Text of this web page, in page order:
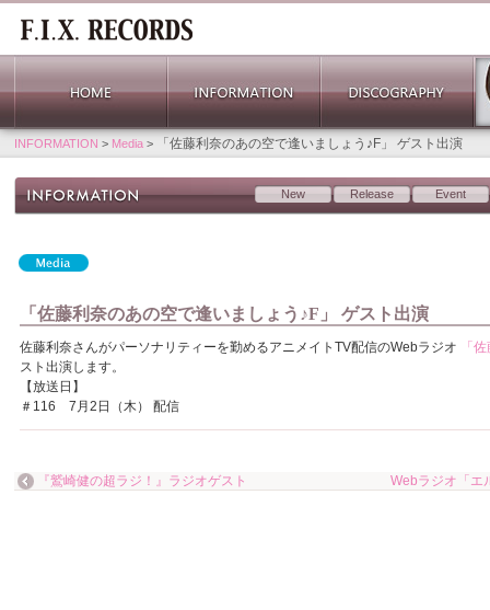
INFORMATION > Media > 「佐藤利奈のあの空で逢いましょう♪F」 ゲスト出演
New Release Event
「佐藤利奈のあの空で逢いましょう♪F」 ゲスト出演
佐藤利奈さんがパーソナリティーを勤めるアニメイトTV配信のWebラジオ 「
スト出演します。
【放送日】
＃116 7月2日（木） 配信
『鷲崎健の超ラジ！』ラジオゲスト Webラジオ「エ